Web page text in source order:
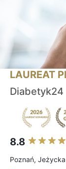
LAUREAT
Diabetyk24
8.8
Poznań,